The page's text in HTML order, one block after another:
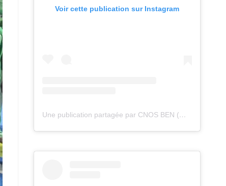
Voir cette publication sur Instagram
Une publication partagée par CNOS BEN (@cnos_ben)